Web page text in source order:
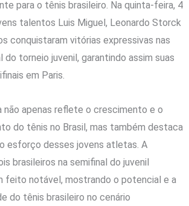
para o tênis brasileiro. Na quinta-feira, 4
talentos Luis Miguel, Leonardo Storck
conquistaram vitórias expressivas nas
do torneio juvenil, garantindo assim suas
em Paris.
não apenas reflete o crescimento e o
do tênis no Brasil, mas também destaca
esforço desses jovens atletas. A
brasileiros na semifinal do juvenil
feito notável, mostrando o potencial e a
do tênis brasileiro no cenário